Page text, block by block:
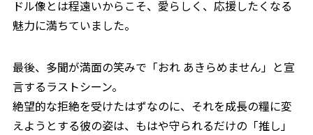
ドル像とは程遠いからこそ、愛らしく、応援したくなる
魅力に満ちていました。
最後、多聞が満面の笑みで「おれ あきらめません」と宣
言するラストシーン。
絶望的な拒絶を受けたはずなのに、それを成長の糧に変
えようとする彼の姿は、もはや守られるだけの「推し」